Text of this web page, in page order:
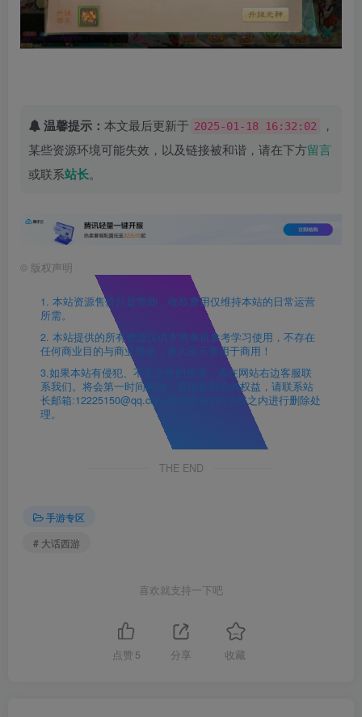
温馨提示： 本文最后更新于 2025-01-18 16:32:02
，
某些资源环境可能失效，以及链接被和谐，请在下方留言
或联系站长。
© 版权声明
1. 本站资源售价只是赞助，收取费用仅维持本站的日常运营
所需。
2. 本站提供的所有资源仅供本地单机参考学习使用，不存在
任何商业目的与商业用途，请大家不要用于商用！
3.如果本站有侵犯、不妥之处的资源，请在网站右边客服联
系我们。将会第一时间解决！若侵犯到您的权益，请联系站
长邮箱:12225150@qq.com 我们会在24h小时之内进行删除处
理。
THE END
手游专区
# 大话西游
喜欢就支持一下吧
点赞 5 分享 收藏